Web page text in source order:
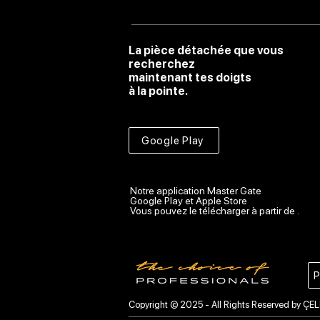
La pièce détachée que vous
recherchez
maintenant tes doigts
à la pointe.
Google Play
Notre application Master Gate
Google Play et Apple Store
Vous pouvez le télécharger à partir de .
Copyright © 2025 - All Rights Reserved by